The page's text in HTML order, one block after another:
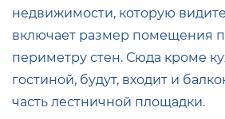
недвижимости, которую
включает размер помещения
периметру стен. Сюда кроме
гостиной, будут, входит и
часть лестничной площадки.